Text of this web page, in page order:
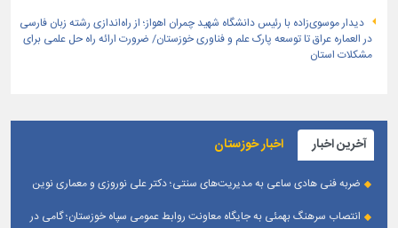
دیدار موسوی‌زاده با رئیس دانشگاه شهید چمران اهواز؛ از راه‌اندازی رشته زبان فارسی
در العماره عراق تا توسعه پارک علم و فناوری خوزستان/ ضرورت ارائه راه حل علمی برای
مشکلات استان
آخرین اخبار اخبار خوزستان
ضربه فنی هادی ساعی به مدیریت‌های سنتی؛ دکتر علی نوروزی و معماری نوین
انتصاب سرهنگ بهمئی به جایگاه معاونت روابط عمومی سپاه خوزستان؛ گامی در